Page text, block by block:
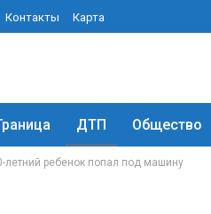
Контакты Карта
ДТП Общество
летний ребенок попал под машину